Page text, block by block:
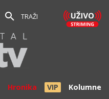
TRAŽI
Hronika VIP Kolumne